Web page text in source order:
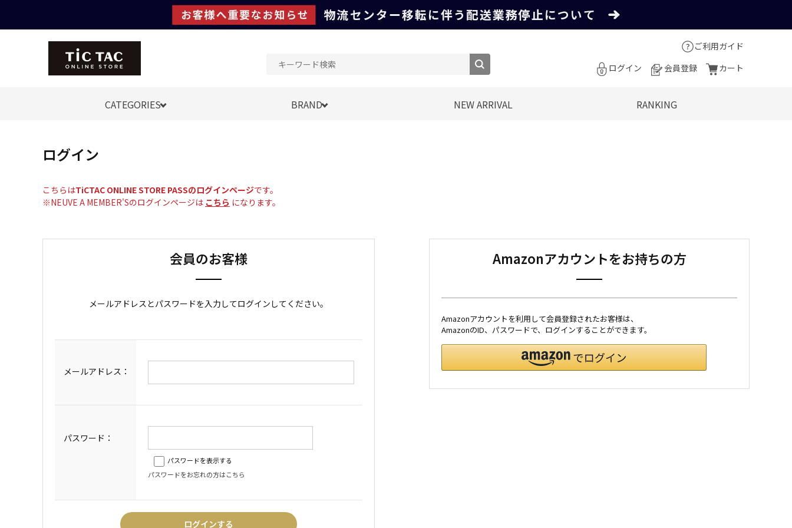
ご利用ガイド
ログイン
会員登録 カート
CATEGORIES BRAND NEW ARRIVAL RANKING
ログイン
こちらはTiCTAC ONLINE STORE PASSのログインページです。
※NEUVE A MEMBER'Sのログインページは こちら になります。
会員のお客様
メールアドレスとパスワードを入力してログインしてください。
メールアドレス：
パスワード：
パスワードを表示する
パスワードをお忘れの方はこちら
Amazonアカウントをお持ちの方
Amazonアカウントを利用して会員登録されたお客様は、
AmazonのID、パスワードで、ログインすることができます。